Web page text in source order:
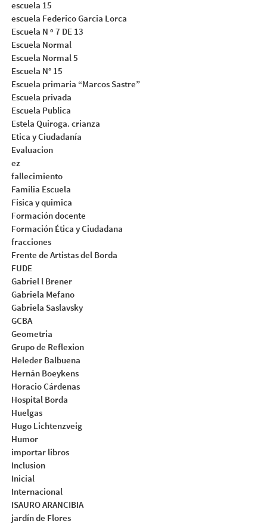
escuela 15
escuela Federico Garcia Lorca
Escuela N º 7 DE 13
Escuela Normal
Escuela Normal 5
Escuela N° 15
Escuela primaria “Marcos Sastre”
Escuela privada
Escuela Publica
Estela Quiroga. crianza
Etica y Ciudadanía
Evaluacion
ez
fallecimiento
Familia Escuela
Fisica y quimica
Formación docente
Formación Ética y Ciudadana
fracciones
Frente de Artistas del Borda
FUDE
Gabriel l Brener
Gabriela Mefano
Gabriela Saslavsky
GCBA
Geometria
Grupo de Reflexion
Heleder Balbuena
Hernán Boeykens
Horacio Cárdenas
Hospital Borda
Huelgas
Hugo Lichtenzveig
Humor
importar libros
Inclusion
Inicial
Internacional
ISAURO ARANCIBIA
jardín de Flores